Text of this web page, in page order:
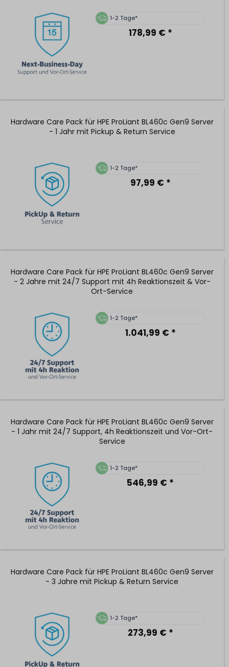
1-2 Tage*
178,99 € *
Hardware Care Pack für HPE ProLiant BL460c Gen9 Server
- 1 Jahr mit Pickup & Return Service
1-2 Tage*
97,99 € *
Hardware Care Pack für HPE ProLiant BL460c Gen9 Server
- 2 Jahre mit 24/7 Support mit 4h Reaktionszeit & Vor-
Ort-Service
1-2 Tage*
1.041,99 € *
Hardware Care Pack für HPE ProLiant BL460c Gen9 Server
- 1 Jahr mit 24/7 Support, 4h Reaktionszeit und Vor-Ort-
Service
1-2 Tage*
546,99 € *
Hardware Care Pack für HPE ProLiant BL460c Gen9 Server
- 3 Jahre mit Pickup & Return Service
1-2 Tage*
273,99 € *